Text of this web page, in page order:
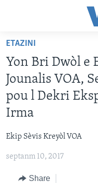
Skip
main
content
to
main
Skip
LÈZETAZINI
AMERIK LATIN
ENTÈNASYONAL
FLASHPOINT IKRÈN
ETAZINI
Yon Bri Dwòl e
Jounalis VOA,
pou l Dekri
Irma
Ekip Sèvis Kreyòl VOA
septanm 10, 2017
Share